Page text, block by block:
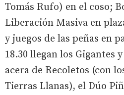
Tomás Rufo) en el coso;
Liberación Masiva en
y juegos de las peñas en
18.30 llegan los Gigantes
acera de Recoletos (con
Tierras Llanas), el Dúo